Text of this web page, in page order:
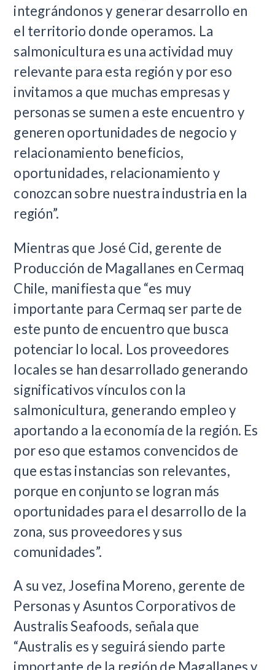
integrándonos y generar desarrollo en
el territorio donde operamos. La
salmonicultura es una actividad muy
relevante para esta región y por eso
invitamos a que muchas empresas y
personas se sumen a este encuentro y
generen oportunidades de negocio y
relacionamiento beneficios,
oportunidades, relacionamiento y
conozcan sobre nuestra industria en la
región”.
Mientras que José Cid, gerente de
Producción de Magallanes en Cermaq
Chile, manifiesta que “es muy
importante para Cermaq ser parte de
este punto de encuentro que busca
potenciar lo local. Los proveedores
locales se han desarrollado generando
significativos vínculos con la
salmonicultura, generando empleo y
aportando a la economía de la región. Es
por eso que estamos convencidos de
que estas instancias son relevantes,
porque en conjunto se logran más
oportunidades para el desarrollo de la
zona, sus proveedores y sus
comunidades”.
A su vez, Josefina Moreno, gerente de
Personas y Asuntos Corporativos de
Australis Seafoods, señala que
“Australis es y seguirá siendo parte
importante de la región de Magallanes y